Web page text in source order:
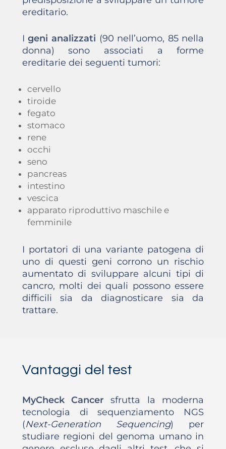
ereditario.
Igeni analizzati (90 nell’uomo, 85 nella
donna) sono associati a forme
ereditarie dei seguenti tumori:
cervello
tiroide
fegato
stomaco
rene
occhi
seno
pancreas
intestino
vescica
apparato riproduttivo maschile e
femminile
I portatori di una variante patogena di
uno di questi geni corrono un rischio
aumentato di sviluppare alcuni tipi di
cancro, molti dei quali possono essere
difficili sia da diagnosticare sia da
trattare.
Vantaggi del test
MyCheck Cancer sfrutta la moderna
tecnologia di sequenziamento NGS
(Next-Generation Sequencing) per
studiare regioni del genoma umano in